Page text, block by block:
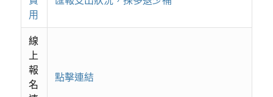
用
線
上
報
名
點擊連結